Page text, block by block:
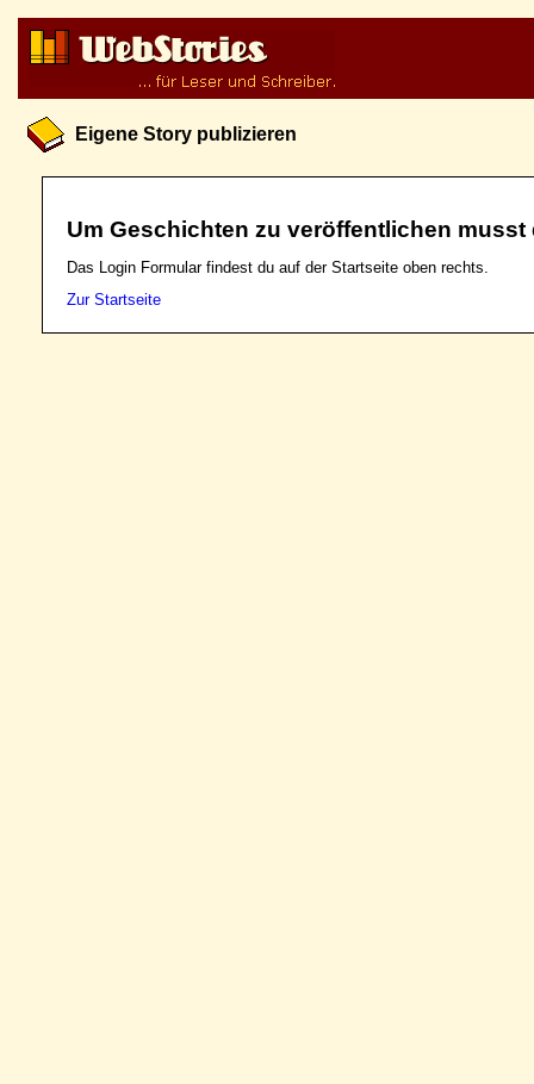
Eigene Story publizieren
Um Geschichten zu veröffentlichen musst
Das Login Formular findest du auf der Startseite oben rechts.
Zur Startseite